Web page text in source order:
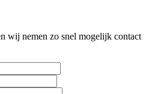
wij nemen zo snel mogelijk contact